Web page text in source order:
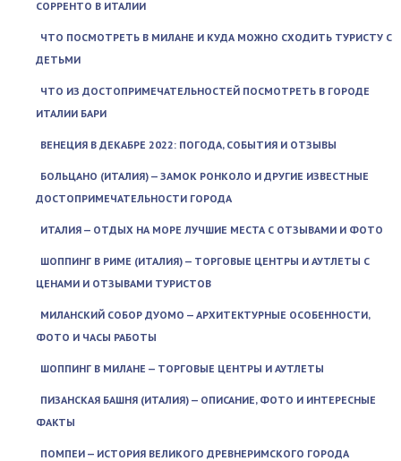
СОРРЕНТО В ИТАЛИИ
ЧТО ПОСМОТРЕТЬ В МИЛАНЕ И КУДА МОЖНО СХОДИТЬ ТУРИСТУ С
ДЕТЬМИ
ЧТО ИЗ ДОСТОПРИМЕЧАТЕЛЬНОСТЕЙ ПОСМОТРЕТЬ В ГОРОДЕ
ИТАЛИИ БАРИ
ВЕНЕЦИЯ В ДЕКАБРЕ 2022: ПОГОДА, СОБЫТИЯ И ОТЗЫВЫ
БОЛЬЦАНО (ИТАЛИЯ) — ЗАМОК РОНКОЛО И ДРУГИЕ ИЗВЕСТНЫЕ
ДОСТОПРИМЕЧАТЕЛЬНОСТИ ГОРОДА
ИТАЛИЯ — ОТДЫХ НА МОРЕ ЛУЧШИЕ МЕСТА С ОТЗЫВАМИ И ФОТО
ШОППИНГ В РИМЕ (ИТАЛИЯ) — ТОРГОВЫЕ ЦЕНТРЫ И АУТЛЕТЫ С
ЦЕНАМИ И ОТЗЫВАМИ ТУРИСТОВ
МИЛАНСКИЙ СОБОР ДУОМО — АРХИТЕКТУРНЫЕ ОСОБЕННОСТИ,
ФОТО И ЧАСЫ РАБОТЫ
ШОППИНГ В МИЛАНЕ — ТОРГОВЫЕ ЦЕНТРЫ И АУТЛЕТЫ
ПИЗАНСКАЯ БАШНЯ (ИТАЛИЯ) — ОПИСАНИЕ, ФОТО И ИНТЕРЕСНЫЕ
ФАКТЫ
ПОМПЕИ — ИСТОРИЯ ВЕЛИКОГО ДРЕВНЕРИМСКОГО ГОРОДА